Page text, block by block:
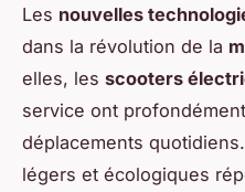
Les nouvelles
dans la révolution de la
elles, les scooters
service ont
déplacements
légers et écologiques